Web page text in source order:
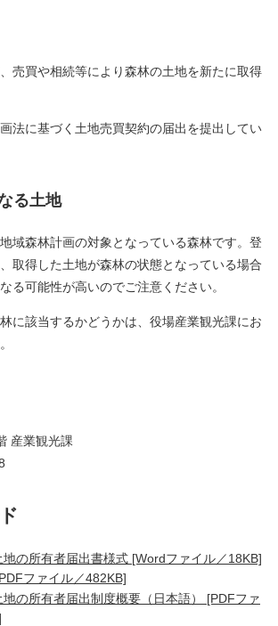
売買や相続等により森林の土地を新たに取得
法に基づく土地売買契約の届出を提出してい
る土地
域森林計画の対象となっている森林です。登
取得した土地が森林の状態となっている場合
る可能性が高いのでご注意ください。
に該当するかどうかは、役場産業観光課にお
産業観光課
地の所有者届出書様式 [Wordファイル／18KB]
ファイル／482KB]
地の所有者届出制度概要（日本語） [PDFファ